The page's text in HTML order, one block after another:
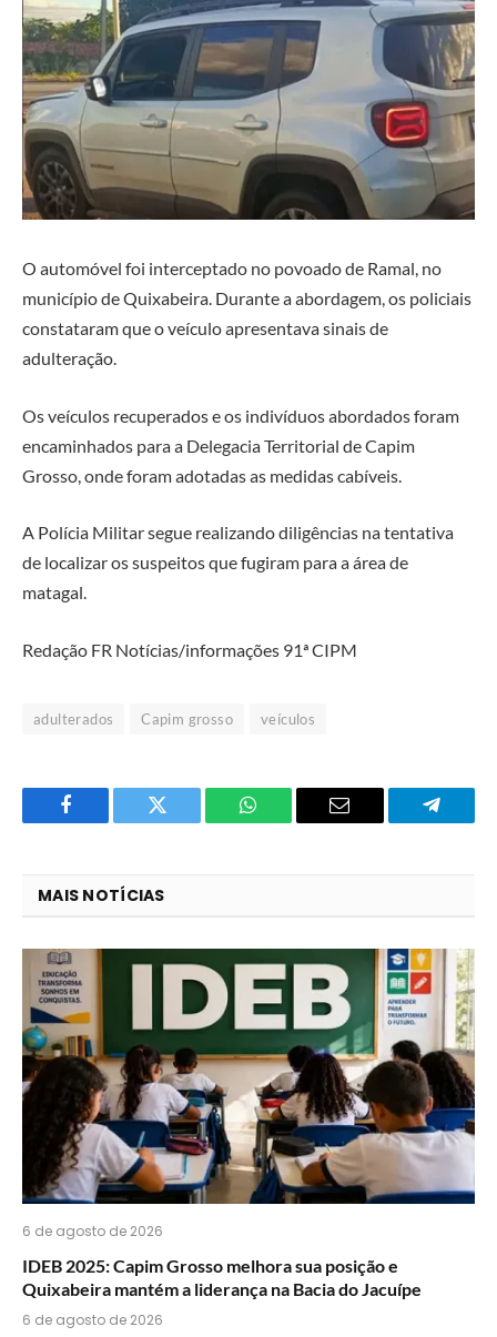
O automóvel foi interceptado no povoado de Ramal, no
município deQuixabeira. Durante a abordagem, os policiais
constataram que o veículo apresentava sinais de
adulteração.
Os veículos recuperados e os indivíduos abordados foram
encaminhados para a Delegacia Territorial deCapim
Grosso , onde foram adotadas as medidas cabíveis.
A Polícia Militar segue realizando diligências na tentativa
de localizar os suspeitos que fugiram para a área de
matagal.
Redação FR Notícias/informações 91ª CIPM
adulterados Capim grosso veículos
Facebook Twitter
O
do
WhatsApp?
E-
MAIS NOTÍCIAS
6 de agosto de 2026
IDEB 2025: Capim Grosso melhora sua posição e
Quixabeira mantém a liderança na Bacia do Jacuípe
6 de agosto de 2026